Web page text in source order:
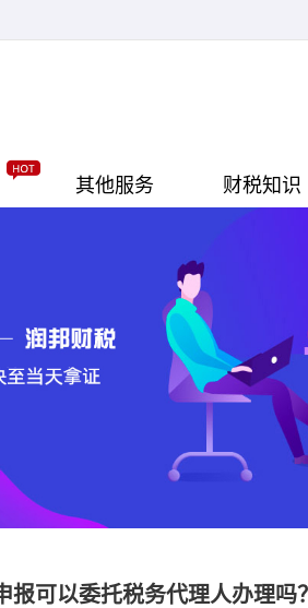
其他服务 财税知识
报可以委托税务代理人办理吗？